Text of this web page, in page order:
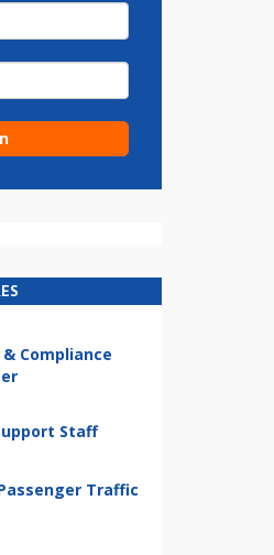
Compliance
Staff
Traffic